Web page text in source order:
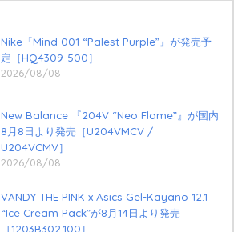
Nike『Mind 001 “Palest Purple”』が発売予
定［HQ4309-500］
2026/08/08
New Balance 『204V “Neo Flame”』が国内
8月8日より発売［U204VMCV /
U204VCMV］
2026/08/08
VANDY THE PINK x Asics Gel-Kayano 12.1
“Ice Cream Pack”が8月14日より発売
［1203B302.100］